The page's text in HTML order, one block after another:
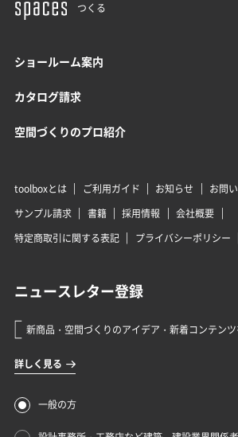
つくる
ショールーム案内
カタログ請求
空間づくりのプロ紹介
toolboxとは ご利用ガイド お知らせ
お問
サンプル請求
書籍 採用情報
会社概要
特定商取引に関する表記
プライバシーポリシー